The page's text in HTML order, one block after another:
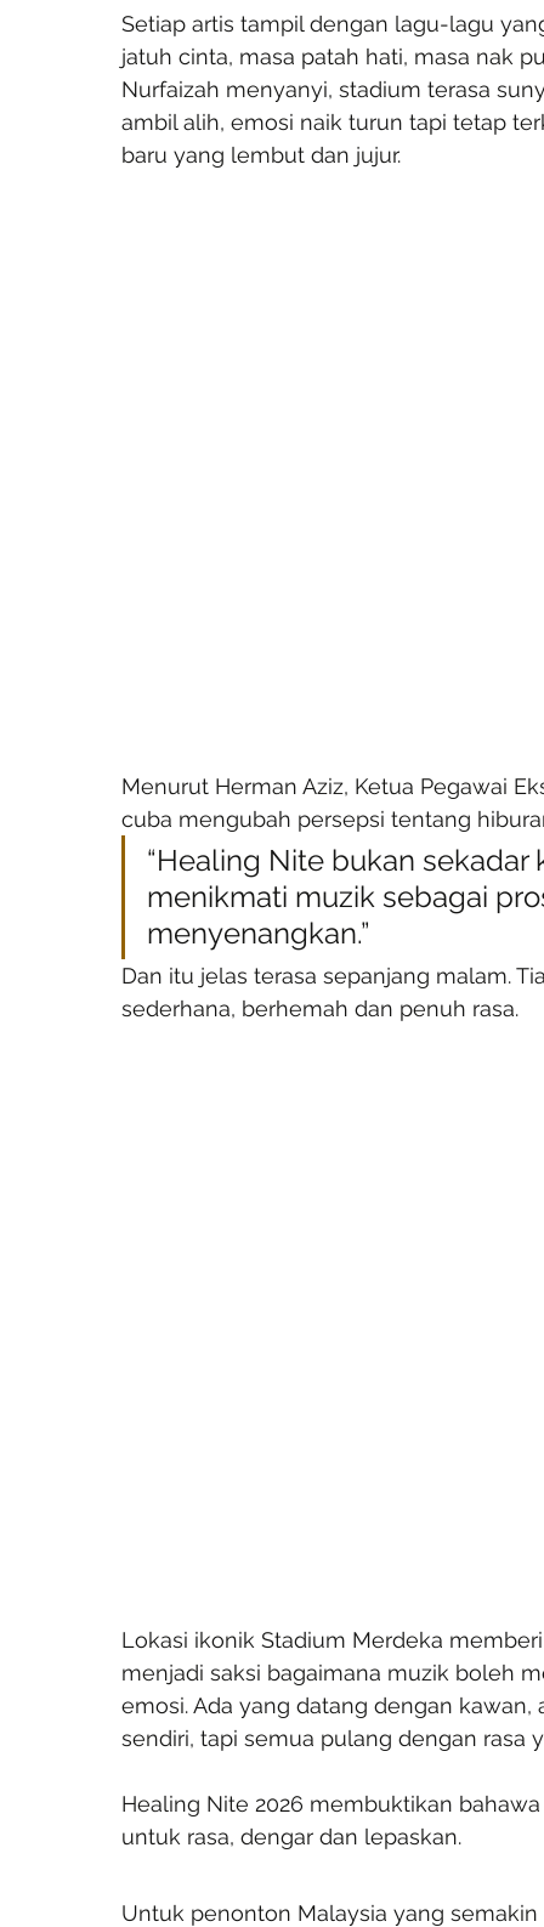
Setiap artis tampil dengan lagu-lagu
jatuh cinta, masa patah hati, masa nak
Nurfaizah menyanyi, stadium terasa
ambil alih, emosi naik turun tapi tetap
baru yang lembut dan jujur.
Menurut Herman Aziz, Ketua Pegawai
cuba mengubah persepsi tentang
“Healing Nite bukan
menikmati muzik sebagai
menyenangkan.”
Dan itu jelas terasa sepanjang malam.
sederhana, berhemah dan penuh rasa.
Lokasi ikonik Stadium Merdeka
menjadi saksi bagaimana muzik boleh
emosi. Ada yang datang dengan
sendiri, tapi semua pulang dengan rasa
Healing Nite 2026 membuktikan
untuk rasa, dengar dan lepaskan.
Untuk penonton Malaysia yang